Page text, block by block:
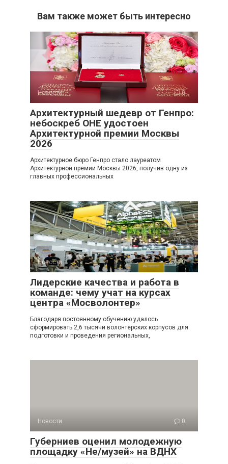
Вам также может быть интересно
Новости 0
Архитектурный шедевр от Генпро:
небоскреб ОНЕ удостоен
Архитектурной премии Москвы
2026
Архитектурное бюро Генпро стало лауреатом
Архитектурной премии Москвы 2026, получив одну из
главных профессиональных
Новости 0
Лидерские качества и работа в
команде: чему учат на курсах
центра «Мосволонтер»
Благодаря постоянному обучению удалось
сформировать 2,6 тысячи волонтерских корпусов для
подготовки и проведения региональных,
Новости 0
Губерниев оценил молодежную
площадку «Не/музей» на ВДНХ